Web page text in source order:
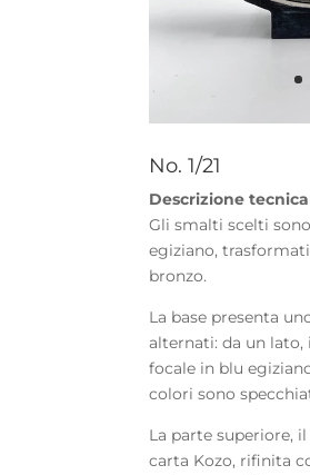
No. 1/21
Descrizione
Gli smalti scelti
egiziano,
bronzo.
La base presenta
alternati: da un
focale in blu
colori sono
La parte superiore,
carta Kozo, rifinita